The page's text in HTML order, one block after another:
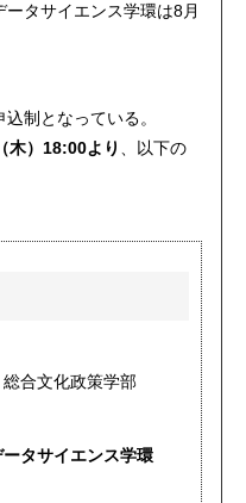
タサイエンス学環は8月
制となっている。
木）18:00より
、以下の
合文化政策学部
タサイエンス学環